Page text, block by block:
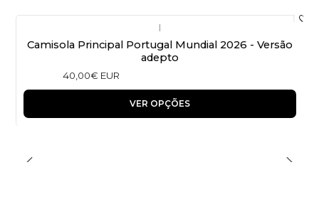
|
Camisola Principal Portugal Mundial 2026 - Versão
adepto
40,00€ EUR
VER OPÇÕES